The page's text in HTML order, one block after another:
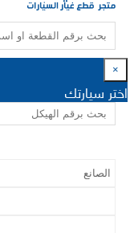
×
اختر سيارتك